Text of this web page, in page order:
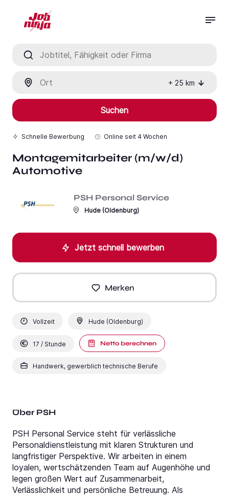
+ 25 km
Suchen
Schnelle Bewerbung Online seit 4 Wochen
Montagemitarbeiter (m/w/d)
Automotive
PSH Personal Service
Hude (Oldenburg)
Jetzt schnell bewerben
Merken
Vollzeit Hude (Oldenburg)
17 / Stunde Netto berechnen
Handwerk, gewerblich technische Berufe
Über PSH
PSH Personal Service steht für verlässliche
Personaldienstleistung mit klaren Strukturen und
langfristiger Perspektive. Wir arbeiten in einem
loyalen, wertschätzenden Team auf Augenhöhe und
legen großen Wert auf Zusammenarbeit,
Verlässlichkeit und persönliche Betreuung. Als